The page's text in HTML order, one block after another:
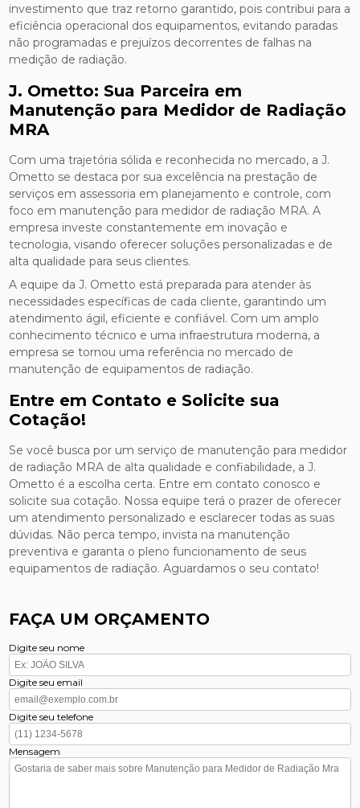
investimento que traz retorno garantido, pois contribui para a
eficiência operacional dos equipamentos, evitando paradas
não programadas e prejuízos decorrentes de falhas na
medição de radiação.
J. Ometto: Sua Parceira em
Manutenção para Medidor de Radiação
MRA
Com uma trajetória sólida e reconhecida no mercado, a J.
Ometto se destaca por sua excelência na prestação de
serviços em assessoria em planejamento e controle, com
foco em manutenção para medidor de radiação MRA. A
empresa investe constantemente em inovação e
tecnologia, visando oferecer soluções personalizadas e de
alta qualidade para seus clientes.
A equipe da J. Ometto está preparada para atender às
necessidades específicas de cada cliente, garantindo um
atendimento ágil, eficiente e confiável. Com um amplo
conhecimento técnico e uma infraestrutura moderna, a
empresa se tornou uma referência no mercado de
manutenção de equipamentos de radiação.
Entre em Contato e Solicite sua
Cotação!
Se você busca por um serviço de manutenção para medidor
de radiação MRA de alta qualidade e confiabilidade, a J.
Ometto é a escolha certa. Entre em contato conosco e
solicite sua cotação. Nossa equipe terá o prazer de oferecer
um atendimento personalizado e esclarecer todas as suas
dúvidas. Não perca tempo, invista na manutenção
preventiva e garanta o pleno funcionamento de seus
equipamentos de radiação. Aguardamos o seu contato!
FAÇA UM ORÇAMENTO
Digite seu nome
Digite seu email
Digite seu telefone
Mensagem